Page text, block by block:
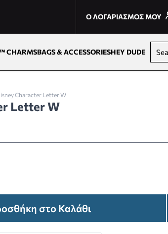
Ο ΛΟΓΑΡΙΑΣΜΟΣ ΜΟΥ
CHARMSBAGS & ACCESSORIESHEY DUDE
Character Letter W
Letter W
στο Καλάθι